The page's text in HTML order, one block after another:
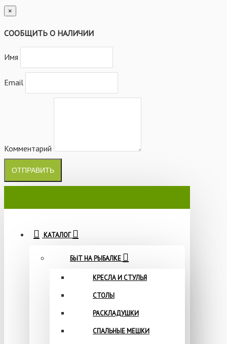
×
СООБЩИТЬ О НАЛИЧИИ
Имя
Email
Комментарий
ОТПРАВИТЬ
КАТАЛОГ
БЫТ НА РЫБАЛКЕ
КРЕСЛА И СТУЛЬЯ
СТОЛЫ
РАСКЛАДУШКИ
СПАЛЬНЫЕ МЕШКИ